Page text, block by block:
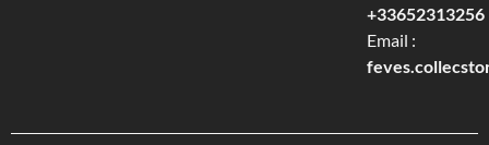
+33652313256‬
Email :